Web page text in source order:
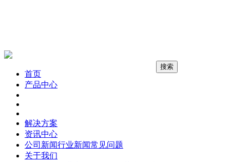
首页
产品中心
解决方案
资讯中心
公司新闻行业新闻常见问题
关于我们
搜索